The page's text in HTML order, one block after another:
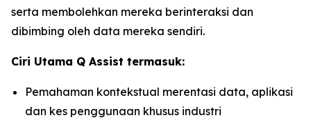
serta membolehkan mereka berinteraksi dan
dibimbing oleh data mereka sendiri.
Ciri Utama Q Assist termasuk:
Pemahaman kontekstual merentasi data, aplikasi
dan kes penggunaan khusus industri